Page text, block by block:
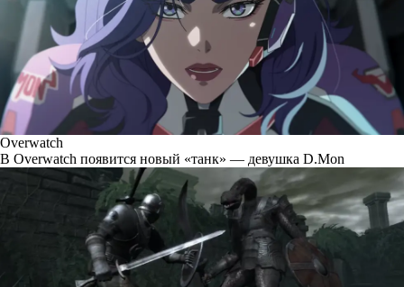
Overwatch
В Overwatch появится новый «танк» — девушка D.Mon